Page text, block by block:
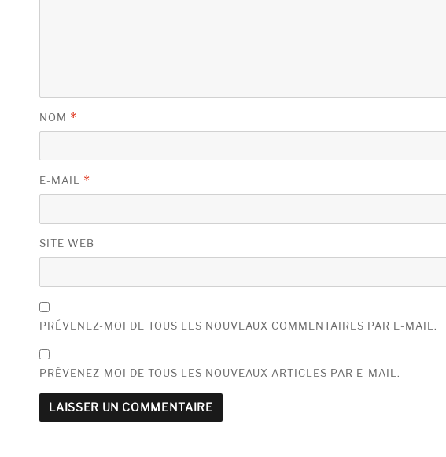
NOM *
E-MAIL *
SITE WEB
PRÉVENEZ-MOI DE TOUS LES NOUVEAUX COMMENTAIRES PAR E-MAIL.
PRÉVENEZ-MOI DE TOUS LES NOUVEAUX ARTICLES PAR E-MAIL.